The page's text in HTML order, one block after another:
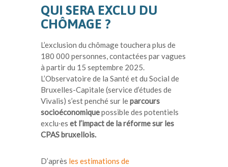
QUI SERA EXCLU DU
CHÔMAGE ?
L’exclusion du chômage touchera plus de
180 000 personnes, contactées par vagues
à partir du 15 septembre 2025.
L’Observatoire de la Santé et du Social de
Bruxelles-Capitale (service d’études de
Vivalis) s’est penché sur leparcours
socioéconomiquepossible des potentiels
exclu∙es et l’impact de la réforme sur les
CPAS bruxellois.
D’après les estimations de